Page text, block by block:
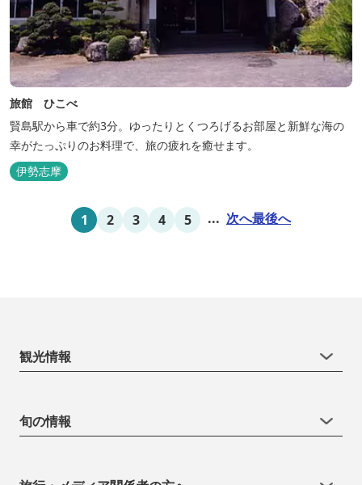
旅館 ひこべ
賢島駅から車で約3分。ゆったりとくつろげるお部屋と新鮮な海の
幸がたっぷりのお料理で、旅の疲れを癒せます。
伊勢志摩
1 2 3 4 5 ... 次へ最後へ
観光情報
旬の情報